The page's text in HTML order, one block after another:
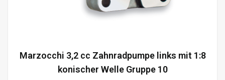
Marzocchi 3,2 cc Zahnradpumpe links mit 1:8
konischer Welle Gruppe 10